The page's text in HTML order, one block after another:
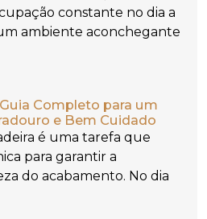
constante no dia a
ambiente aconchegante
Completo para um
e Bem Cuidado
é uma tarefa que
para garantir a
do acabamento. No dia